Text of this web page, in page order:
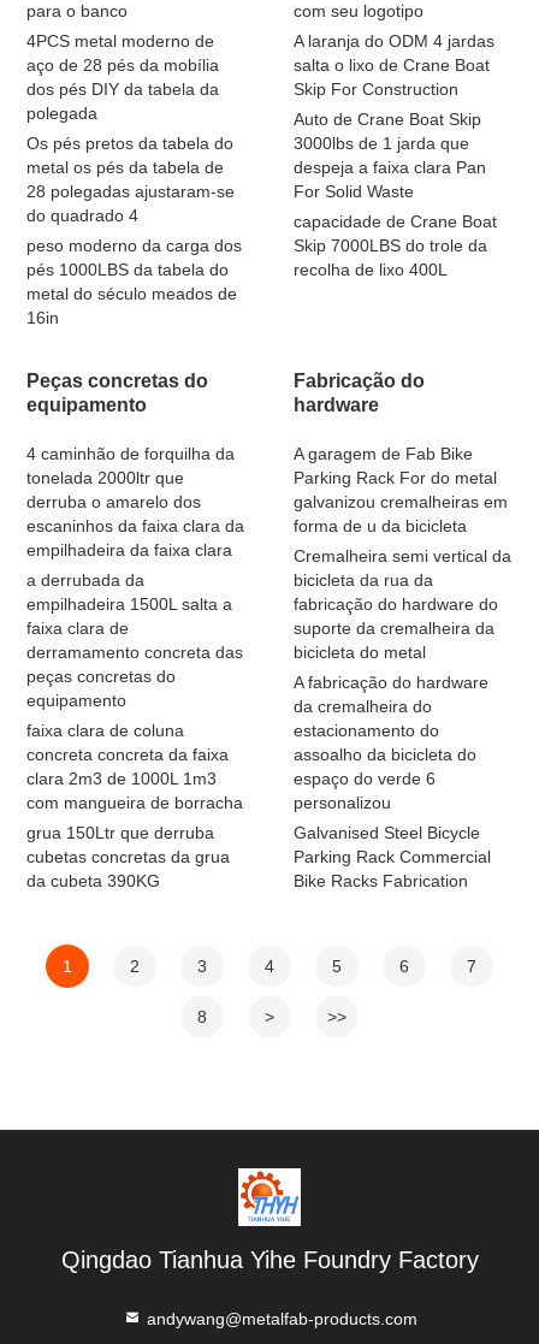
para o banco
4PCS metal moderno de
aço de 28 pés da mobília
dos pés DIY da tabela da
polegada
Os pés pretos da tabela do
metal os pés da tabela de
28 polegadas ajustaram-se
do quadrado 4
peso moderno da carga dos
pés 1000LBS da tabela do
metal do século meados de
16in
com seu logotipo
A laranja do ODM 4 jardas
salta o lixo de Crane Boat
Skip For Construction
Auto de Crane Boat Skip
3000lbs de 1 jarda que
despeja a faixa clara Pan
For Solid Waste
capacidade de Crane Boat
Skip 7000LBS do trole da
recolha de lixo 400L
Peças concretas do
equipamento
4 caminhão de forquilha da
tonelada 2000ltr que
derruba o amarelo dos
escaninhos da faixa clara da
empilhadeira da faixa clara
a derrubada da
empilhadeira 1500L salta a
faixa clara de
derramamento concreta das
peças concretas do
equipamento
faixa clara de coluna
concreta concreta da faixa
clara 2m3 de 1000L 1m3
com mangueira de borracha
grua 150Ltr que derruba
cubetas concretas da grua
da cubeta 390KG
Fabricação do
hardware
A garagem de Fab Bike
Parking Rack For do metal
galvanizou cremalheiras em
forma de u da bicicleta
Cremalheira semi vertical da
bicicleta da rua da
fabricação do hardware do
suporte da cremalheira da
bicicleta do metal
A fabricação do hardware
da cremalheira do
estacionamento do
assoalho da bicicleta do
espaço do verde 6
personalizou
Galvanised Steel Bicycle
Parking Rack Commercial
Bike Racks Fabrication
1 2 3 4 5 6 7
8 > >>
Qingdao Tianhua Yihe Foundry Factory
andywang@metalfab-products.com